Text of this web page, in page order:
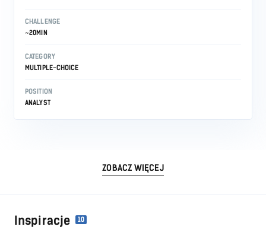
CHALLENGE
~20MIN
CATEGORY
MULTIPLE-CHOICE
POSITION
ANALYST
ZOBACZ WIĘCEJ
Inspiracje 10